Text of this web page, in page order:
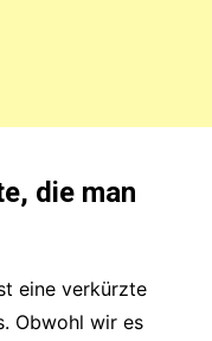
die man
eine verkürzte
Obwohl wir es